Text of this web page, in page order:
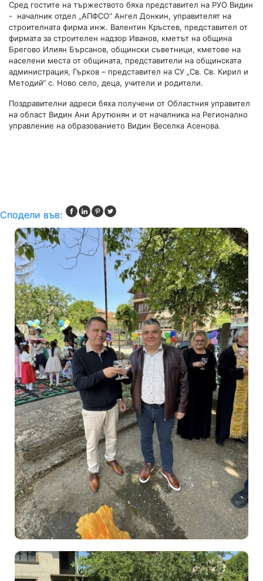
Сред гостите на тържеството бяха представител на РУО Видин
- началник отдел „АПФСО“ Ангел Донкин, управителят на
строителната фирма инж. Валентин Кръстев, представител от
фирмата за строителен надзор Иванов, кметът на община
Брегово Илиян Бърсанов, общински съветници, кметове на
населени места от общината, представители на общинската
администрация, Гърков – представител на СУ „Св. Св. Кирил и
Методий“ с. Ново село, деца, учители и родители.
Поздравителни адреси бяха получени от Областния управител
на област Видин Ани Арутюнян и от началника на Регионално
управление на образованието Видин Веселка Асенова.
Сподели във: